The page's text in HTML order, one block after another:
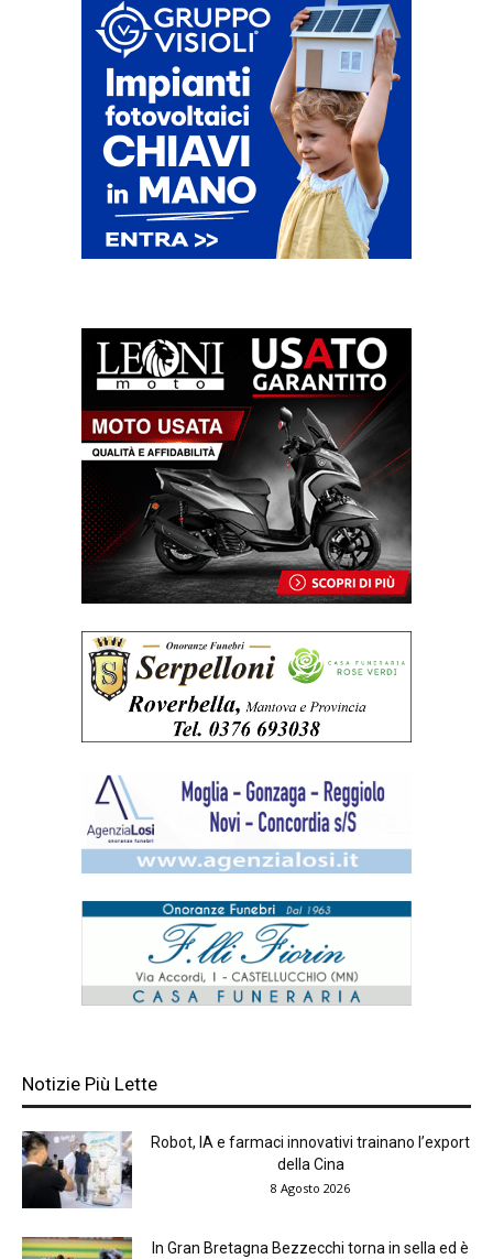
Notizie Più Lette
Robot, IA e farmaci innovativi trainano l’export
della Cina
8 Agosto 2026
In Gran Bretagna Bezzecchi torna in sella ed è